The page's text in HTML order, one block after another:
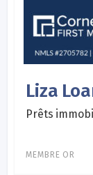
Liza
Prêts
MEMBRE OR